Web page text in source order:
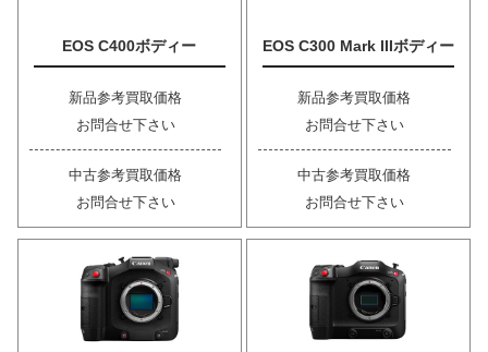
EOS C400ボディー
新品参考買取価格
お問合せ下さい
中古参考買取価格
お問合せ下さい
EOS C300 Mark IIIボディー
新品参考買取価格
お問合せ下さい
中古参考買取価格
お問合せ下さい